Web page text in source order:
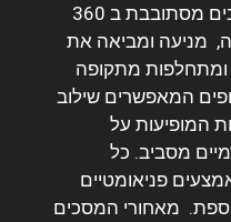
בימת מושבים ועליה 60 מושבים מסתובבת ב 360
מניעה ומביאה את
ומתחלפות מתקופה
שקופים המאפשרים שילוב
המופיעות על
מסביב. כל
פניאומטיים
מאחורי המסכים